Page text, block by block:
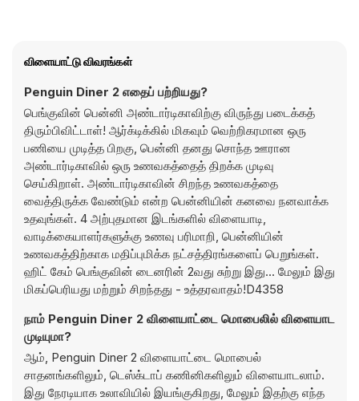
விளையாட்டு விவரங்கள்
Penguin Diner 2 எதைப் பற்றியது?
பெங்குவின் பென்னி அண்டார்டிகாவிற்கு விருந்து படைக்கத்
திரும்பிவிட்டாள்! ஆர்க்டிக்கில் மிகவும் வெற்றிகரமான ஒரு
பணியை முடித்த பிறகு, பென்னி தனது சொந்த ஊரான
அண்டார்டிகாவில் ஒரு உணவகத்தைத் திறக்க முடிவு
செய்கிறாள். அண்டார்டிகாவின் சிறந்த உணவகத்தை
வைத்திருக்க வேண்டும் என்ற பென்னியின் கனவை நனவாக்க
உதவுங்கள். 4 அற்புதமான இடங்களில் விளையாடி,
வாடிக்கையாளர்களுக்கு உணவு பரிமாறி, பென்னியின்
உணவகத்திற்காக மதிப்புமிக்க நட்சத்திரங்களைப் பெறுங்கள்.
ஹிட் கேம் பெங்குவின் டைனரின் 2வது சுற்று இது... மேலும் இது
மிகப்பெரியது மற்றும் சிறந்தது - உத்தரவாதம்!D4358
நாம் Penguin Diner 2 விளையாட்டை மொபைலில் விளையாட
முடியுமா?
ஆம், Penguin Diner 2 விளையாட்டை மொபைல்
சாதனங்களிலும், டெஸ்க்டாப் கணினிகளிலும் விளையாடலாம்.
இது நேரடியாக உலாவியில் இயங்குகிறது, மேலும் இதற்கு எந்த